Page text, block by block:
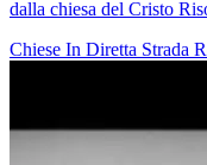
dalla chiesa del Cristo
Chiese In Diretta Strada